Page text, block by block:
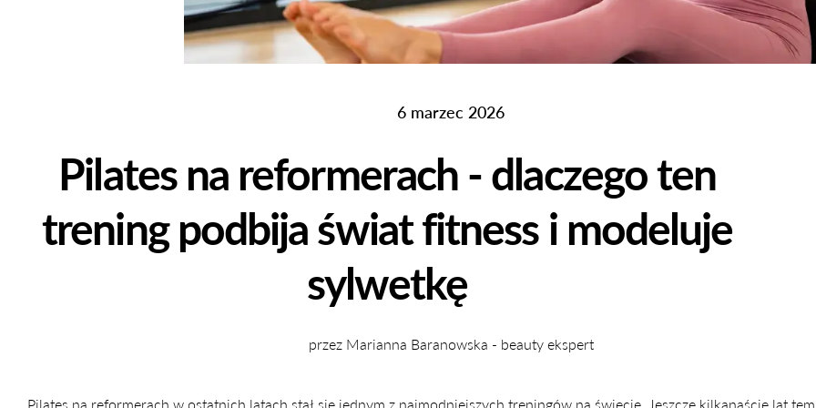
6 marzec 2026
Pilates na reformerach - dlaczego ten
trening podbija świat fitness i modeluje
sylwetkę
przez Marianna Baranowska - beauty ekspert
Pilates na reformerach w ostatnich latach stał się jednym z najmodniejszych treningów na świecie. Jeszcze kilkanaście lat